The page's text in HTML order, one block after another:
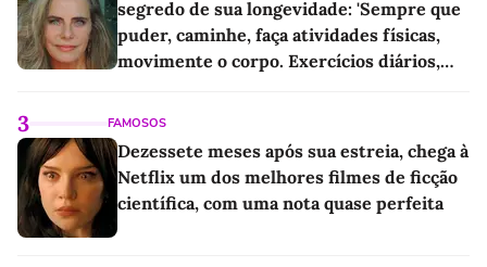
segredo de sua longevidade: 'Sempre que
puder, caminhe, faça atividades físicas,
movimente o corpo. Exercícios diários,
3 FAMOSOS
Dezessete meses após sua estreia, chega à
Netflix um dos melhores filmes de ficção
científica, com uma nota quase perfeita